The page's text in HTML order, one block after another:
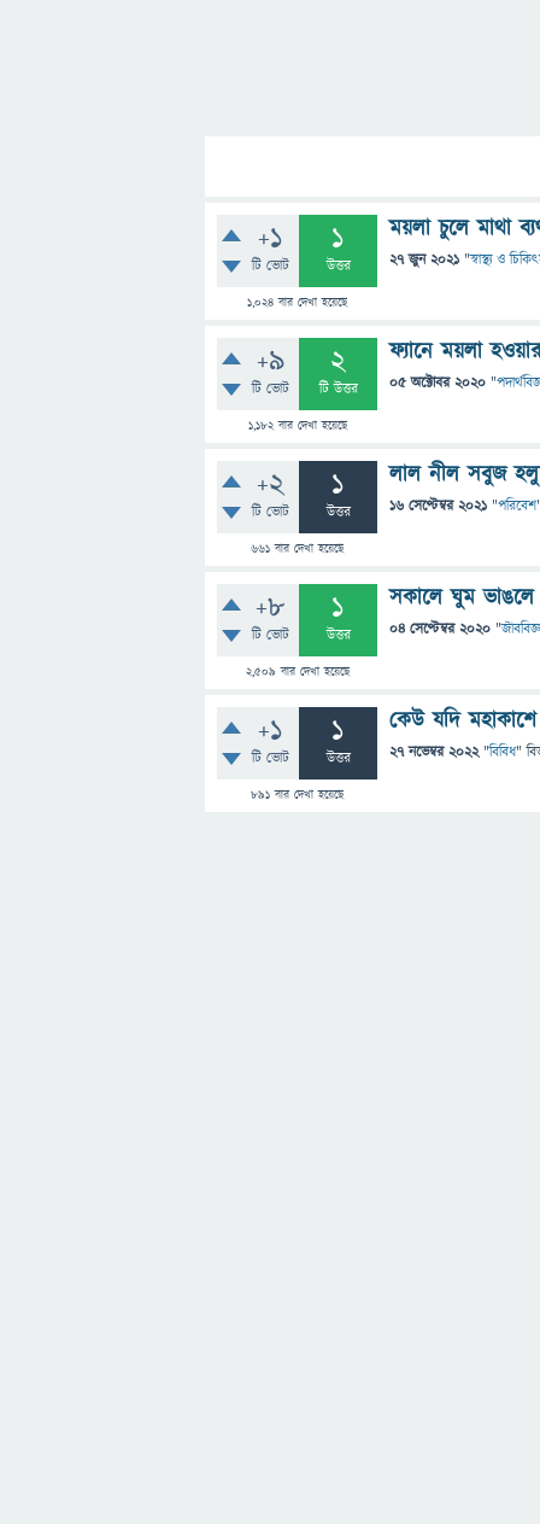
+1
টি ভোট
1
উত্তর
1,024 বার দেখা হয়েছে
ময়লা চুলে মাথা
27 জুন 2021 "স্বাস্থ্য ও
+9
টি ভোট
2
টি উত্তর
1,182বার দেখা হয়েছে
ফ্যানে ময়লা
05 অক্টোবর 2020 "
+2
টি ভোট
1
উত্তর
661 বার দেখা হয়েছে
লাল নীল সবুজ হলুদ
16 সেপ্টেম্বর 2021 "পরিবেশ
+8
টি ভোট
1
উত্তর
2,509 বার দেখা হয়েছে
সকালে ঘুম
04 সেপ্টেম্বর 2020 "
+1
টি ভোট
1
উত্তর
891 বার দেখা হয়েছে
কেউ যদি
27 নভেম্বর 2022 "বিবিধ"